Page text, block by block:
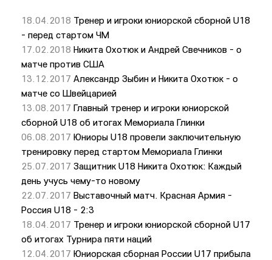
18.04.2018 Тренер и игроки юниорской сборной U18
- перед стартом ЧМ
17.02.2018 Никита Охотюк и Андрей Свечников - о
матче против США
13.12.2017 Александр Зыбин и Никита Охотюк - о
матче со Швейцарией
13.08.2017 Главный тренер и игроки юниорской
сборной U18 об итогах Мемориала Глинки
06.08.2017 Юниоры U18 провели заключительную
тренировку перед стартом Мемориала Глинки
25.07.2017 Защитник U18 Никита Охотюк: Каждый
день учусь чему-то новому
22.07.2017 Выставочный матч. Красная Армия -
Россия U18 - 2:3
18.04.2017 Тренер и игроки юниорской сборной U17
об итогах Турнира пяти наций
12.04.2017 Юниорская сборная России U17 прибыла